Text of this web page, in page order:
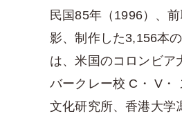
民国85年（1996）、
影、制作した3,156本
は、米国のコロンビア
バークレー校 C・ V・
文化研究所、香港大学